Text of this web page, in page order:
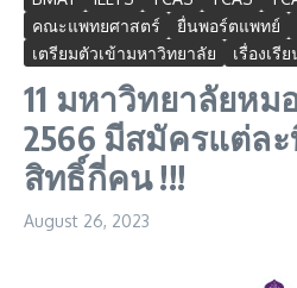
คณะแพทยศาสตร์
ยื่นพอร์ตแพทย์
เตรียมตัวเข้ามหาวิทยาลัย
เรื่องเรี
11 มหาวิทยาลัยห
2566 มีสมัครแต่ล
สิทธิ์กี่คน !!!
August 26, 2023